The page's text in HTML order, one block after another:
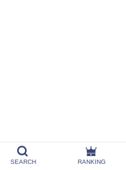
SEARCH RANKING